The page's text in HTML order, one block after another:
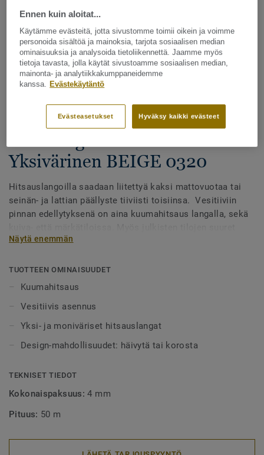
Katso kaikki kuosit - NCS ja LRV (1096)
Hitsauslangat - Homogeeniset
Yksivärinen BEIGE 0320
Hitsauslangoilla saadaan liitettyä kaksi mattovuotaa tai
seinän- ja lattian päällyste tiiviisti toisiinsa. Vesitiiviin
pinnan edellytyksenä on aina kuumahitsaus langalla, sekä
alueet tulee aina lankahitsata. Hitsatut saumat myös
rakoihin. Hitsauslankoja on saatavilla yksi- tai
monivärisenä, joko häivyttämään saumakohdat tai
Näytä enemmän
TUOTTEEN OMINAISUUDET
Kuumahitsaus
Vesitiivis asennus
Yksi- ja moniväriset hitsauslangat
Design-mahdollisuudet: häivytä tai korosta
TEKNISET TIEDOT
Kokonaispaksuus:4 mm
Pituus: 50 m
Ennen kuin aloitat...
Käytämme evästeitä, jotta sivustomme toimii oikein ja voimme
personoida sisältöä ja mainoksia, tarjota sosiaalisen median
ominaisuuksia ja analysoida tietoliikennettä. Jaamme myös
tietoja tavasta, jolla käytät sivustoamme sosiaalisen median,
mainonta- ja analytiikkakumppaneidemme
kanssa.
Evästekäytäntö
Hyväksy kaikki evästeet
Evästeasetukset